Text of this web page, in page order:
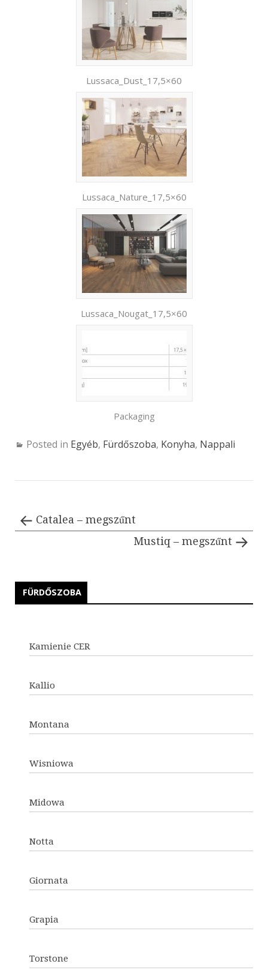
Lussaca_Dust_17,5×60
Lussaca_Nature_17,5×60
Lussaca_Nougat_17,5×60
Packaging
Posted in Egyéb, Fürdőszoba, Konyha, Nappali
Catalea – megszűnt
Mustiq – megszűnt
FÜRDŐSZOBA
Kamienie CER
Kallio
Montana
Wisniowa
Midowa
Notta
Giornata
Grapia
Torstone